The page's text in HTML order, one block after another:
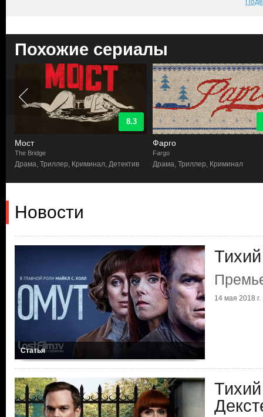
Похожие сериалы
8.3
Мост
The Bridge
Драма, Триллер, Криминал, Детектив
Фарго
Fargo
Драма, Триллер, Криминал
Новости
Статья
14 мая 2018 г.